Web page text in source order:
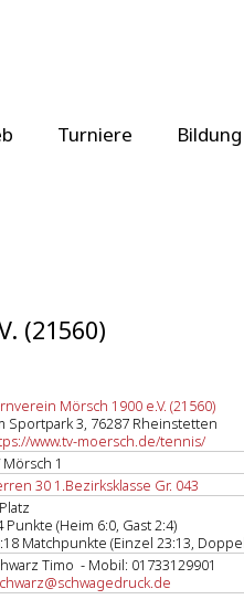
Turniere Bildung
(21560)
Mörsch 1900 e.V. (21560)
Sportpark 3, 76287 Rheinstetten
www.tv-moersch.de/tennis/
Mörsch 1
30 1.Bezirksklasse Gr. 043
Punkte (Heim 6:0, Gast 2:4)
Matchpunkte (Einzel 23:13,
Timo - Mobil: 01733129901